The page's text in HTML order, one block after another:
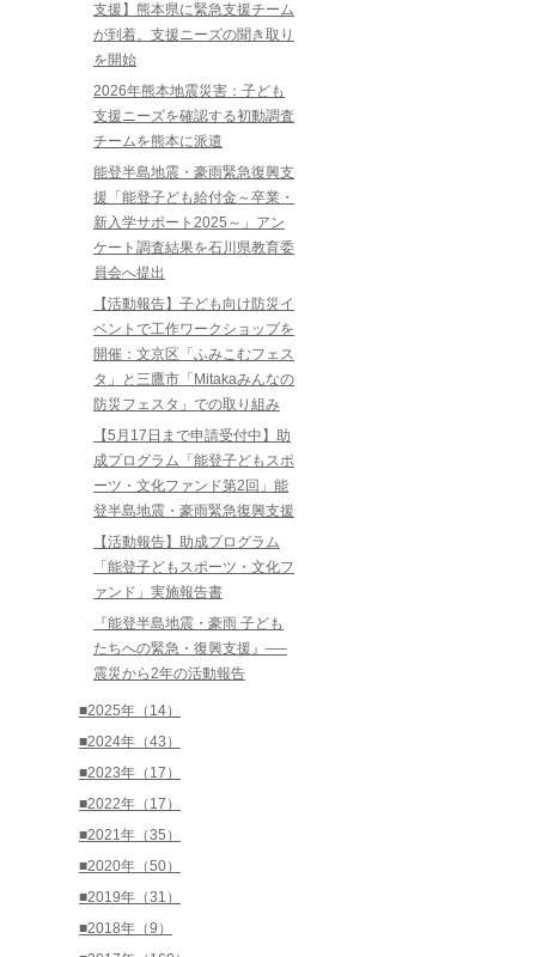
支援】熊本県に緊急支援チーム
が到着。支援ニーズの聞き取り
を開始
2026年熊本地震災害：子ども
支援ニーズを確認する初動調査
チームを熊本に派遣
能登半島地震・豪雨緊急復興支
援「能登子ども給付金～卒業・
新入学サポート2025～」アン
ケート調査結果を石川県教育委
員会へ提出
【活動報告】子ども向け防災イ
ベントで工作ワークショップを
開催：文京区「ふみこむフェス
タ」と三鷹市「Mitakaみんなの
防災フェスタ」での取り組み
【5月17日まで申請受付中】助
成プログラム「能登子どもスポ
ーツ・文化ファンド第2回」能
登半島地震・豪雨緊急復興支援
【活動報告】助成プログラム
「能登子どもスポーツ・文化フ
ァンド」実施報告書
『能登半島地震・豪雨 子ども
たちへの緊急・復興支援』──
震災から2年の活動報告
■2025年（14）
■2024年（43）
■2023年（17）
■2022年（17）
■2021年（35）
■2020年（50）
■2019年（31）
■2018年（9）